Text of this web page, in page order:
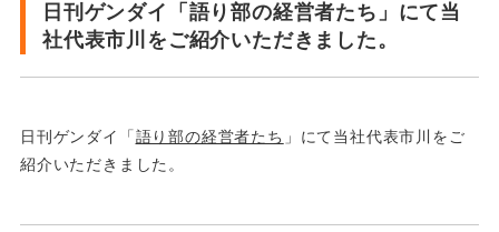
日刊ゲンダイ「語り部の経営者たち」にて当
社代表市川をご紹介いただきました。
日刊ゲンダイ「語り部の経営者たち 」にて当社代表市川をご
紹介いただきました。